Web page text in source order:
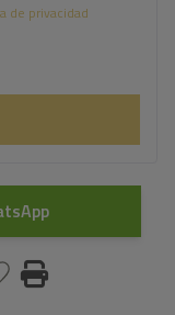
de privacidad